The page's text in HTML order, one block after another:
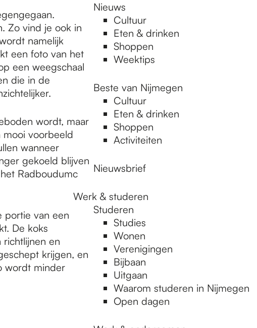
Nieuws
Cultuur
Eten & drinken
Shoppen
Weektips
Beste van Nijmegen
Cultuur
Eten & drinken
Shoppen
Activiteiten
Nieuwsbrief
Werk & studeren
Studeren
Studies
Wonen
Verenigingen
Bijbaan
Uitgaan
Waarom studeren in Nijmegen
Open dagen
Zo vind je ook in
namelijk
een foto van het
een weegschaal
die in de
wordt, maar
voorbeeld
wanneer
gekoeld blijven
Radboudumc
portie van een
De koks
en
krijgen, en
wordt minder